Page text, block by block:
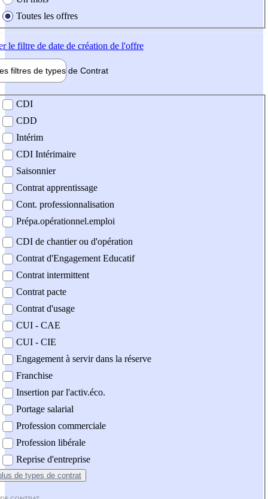
Toutes les offres
le filtre de date de création de l'offre
filtres de types de Contrat
contrat
CDI
CDD
Intérim
CDI Intérimaire
Saisonnier
Contrat apprentissage
Cont. professionnalisation
Prépa.opérationnel.emploi
CDI de chantier ou d'opération
Contrat d'Engagement Educatif
Contrat intermittent
Contrat pacte
Contrat d'usage
CUI - CAE
CUI - CIE
Engagement à servir dans la réserve
Franchise
Insertion par l'activ.éco.
Portage salarial
Profession commerciale
Profession libérale
Reprise d'entreprise
de types de contrat